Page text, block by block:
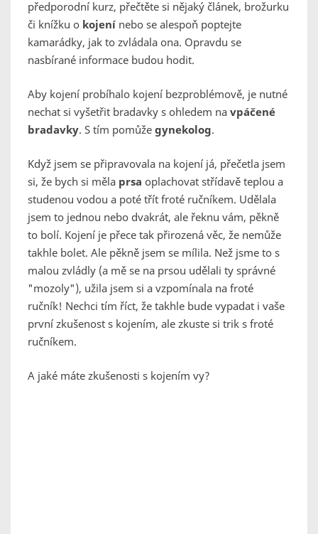
předporodní kurz, přečtěte si nějaký článek, brožurku
či knížku o kojení nebo se alespoň poptejte
kamarádky, jak to zvládala ona. Opravdu se
nasbírané informace budou hodit.
Aby kojení probíhalo kojení bezproblémově, je nutné
nechat si vyšetřit bradavky s ohledem na vpáčené
bradavky. S tím pomůže gynekolog.
Když jsem se připravovala na kojení já, přečetla jsem
si, že bych si měla prsa oplachovat střídavě teplou a
studenou vodou a poté třít froté ručníkem. Udělala
jsem to jednou nebo dvakrát, ale řeknu vám, pěkně
to bolí. Kojení je přece tak přirozená věc, že nemůže
takhle bolet. Ale pěkně jsem se mílila. Než jsme to s
malou zvládly (a mě se na prsou udělali ty správné
"mozoly"), užila jsem si a vzpomínala na froté
ručník! Nechci tím říct, že takhle bude vypadat i vaše
první zkušenost s kojením, ale zkuste si trik s froté
ručníkem.
A jaké máte zkušenosti s kojením vy?